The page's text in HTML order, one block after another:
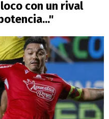
con un rival